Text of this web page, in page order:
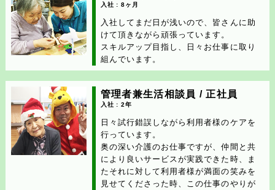
入社 : 8ヶ月
入社してまだ日が浅いので、皆さんに助
けて頂きながら頑張っています。
スキルアップ目指し、日々お仕事に取り
組んでいます。
管理者兼生活相談員 / 正社員
入社 : 2年
日々試行錯誤しながら利用者様のケアを
行っています。
奥の深い介護のお仕事ですが、仲間と共
により良いサービスが実践できた時、ま
たそれに対して利用者様が満面の笑みを
見せてくださった時、この仕事のやりが